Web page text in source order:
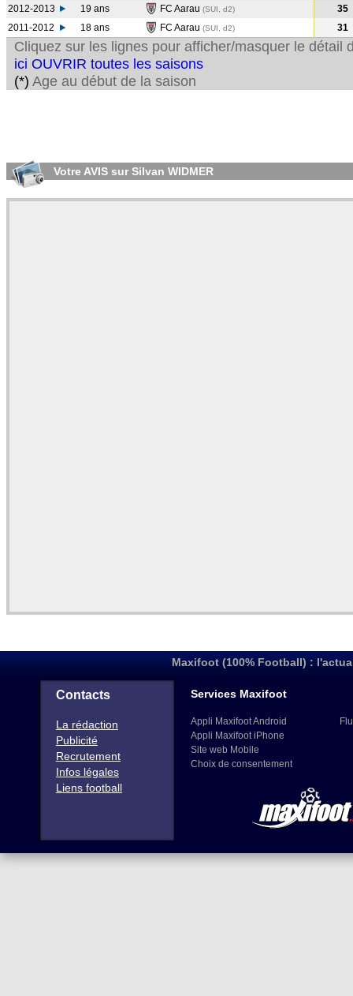
2012-2013
19 ans FC Aarau (SUI, d2)
35
2011-2012
18 ans FC Aarau (SUI, d2) 31
Cliquez sur les lignes pour afficher/masquer le détail
ici OUVRIR toutes les saisons
(*) Age au début de la saison
Votre AVIS sur Silvan WIDMER
Maxifoot (100% Football) :
Contacts
La rédaction
Publicité
Recrutement
Infos légales
Liens football
Services Maxifoot
Appli Maxifoot Android
Appli Maxifoot iPhone
Site web Mobile
Choix de consentement